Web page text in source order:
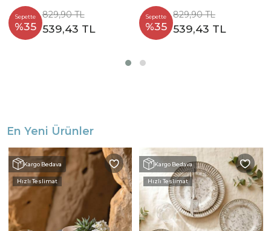
Sepette
%35
829,90 TL
539,43 TL
Sepette
%35
829,90 TL
539,43 TL
En Yeni Ürünler
Kargo Bedava
Hızlı Teslimat
Kargo Bedava
Hızlı Teslimat